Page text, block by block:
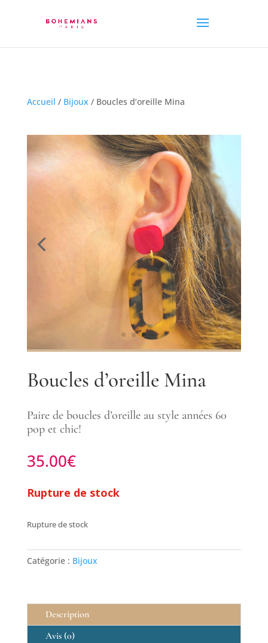
Accueil / Bijoux / Boucles d’oreille Mina
Boucles d’oreille Mina
Paire de boucles d’oreille au style années 60
pop et chic!
35.00€
Rupture de stock
Rupture de stock
Catégorie : Bijoux
Description
Avis (0)